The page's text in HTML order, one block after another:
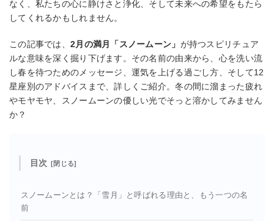
なく、私たちの心に静けさと浄化、そして未来への希望をもたら
してくれるかもしれません。
この記事では、 2月の満月「スノームーン」 が持つスピリチュア
ルな意味を深く掘り下げます。その名前の由来から、心を洗い流
し春を待つためのメッセージ、運気を上げる過ごし方、そして12
星座別のアドバイスまで、詳しくご紹介。冬の間に溜まった疲れ
やモヤモヤ、スノームーンの優しい光でそっと溶かしてみません
か？
目次
スノームーンとは？「雪月」と呼ばれる理由と、もう一つの名
前